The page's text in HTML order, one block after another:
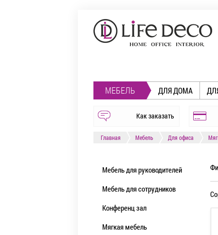
МЕБЕЛЬ ДЛЯ ДОМА
Как заказать
Главная Мебель Для офиса
Мебель для руководителей
Мебель для сотрудников
Конференц зал
Мягкая мебель